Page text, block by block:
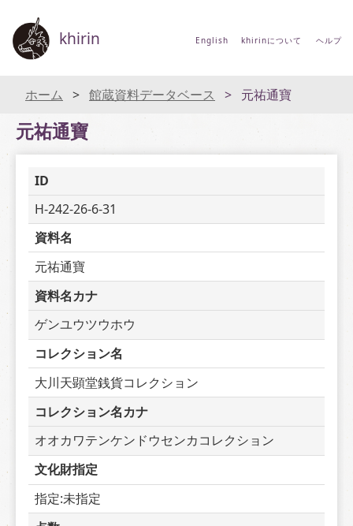
khirin English khirinについて ヘルプ
ホーム 館蔵資料データベース 元祐通寶
元祐通寶
ID
H-242-26-6-31
資料名
元祐通寶
資料名カナ
ゲンユウツウホウ
コレクション名
大川天顕堂銭貨コレクション
コレクション名カナ
オオカワテンケンドウセンカコレクション
文化財指定
指定:未指定